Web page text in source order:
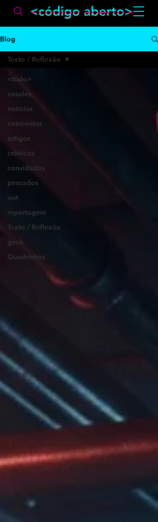
Blog
<tudo>
ensaios
notícias
entrevistas
artigos
crônicas
convidados
pescados
out
reportagem
Texto / Reflexão
geek
Quadrinhos
Texto / Reflexão